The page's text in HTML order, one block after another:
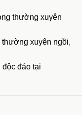
thường xuyên
xuyên ngồi,
đáo tại